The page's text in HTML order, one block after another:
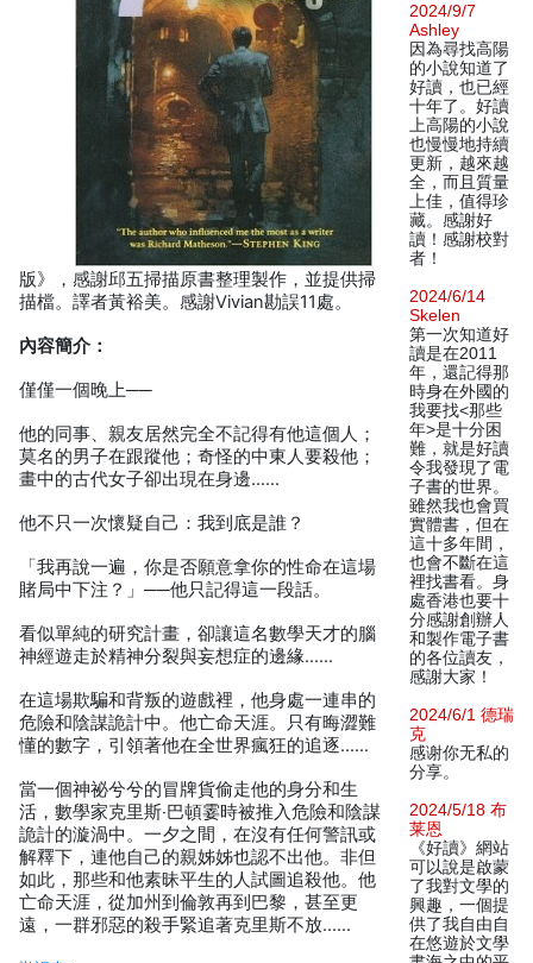
版》，感謝邱五掃描原書整理製作，並提供掃
描檔。譯者黃裕美。感謝Vivian勘誤11處。
內容簡介：
僅僅一個晚上──
他的同事、親友居然完全不記得有他這個人；
莫名的男子在跟蹤他；奇怪的中東人要殺他；
畫中的古代女子卻出現在身邊……
他不只一次懷疑自己：我到底是誰？
「我再說一遍，你是否願意拿你的性命在這場
賭局中下注？」──他只記得這一段話。
看似單純的研究計畫，卻讓這名數學天才的腦
神經遊走於精神分裂與妄想症的邊緣……
在這場欺騙和背叛的遊戲裡，他身處一連串的
危險和陰謀詭計中。他亡命天涯。只有晦澀難
懂的數字，引領著他在全世界瘋狂的追逐……
當一個神祕兮兮的冒牌貨偷走他的身分和生
活，數學家克里斯‧巴頓霎時被推入危險和陰謀
詭計的漩渦中。一夕之間，在沒有任何警訊或
解釋下，連他自己的親姊姊也認不出他。非但
如此，那些和他素昧平生的人試圖追殺他。他
亡命天涯，從加州到倫敦再到巴黎，甚至更
遠，一群邪惡的殺手緊追著克里斯不放……
2024/9/7
Ashley
因為尋找高陽
的小說知道了
好讀，也已經
十年了。好讀
上高陽的小說
也慢慢地持續
更新，越來越
全，而且質量
上佳，值得珍
藏。感謝好
讀！感謝校對
者！
2024/6/14
Skelen
第一次知道好
讀是在2011
年，還記得那
時身在外國的
我要找<那些
年>是十分困
難，就是好讀
令我發現了電
子書的世界。
雖然我也會買
實體書，但在
這十多年間，
也會不斷在這
裡找書看。身
處香港也要十
分感謝創辦人
和製作電子書
的各位讀友，
感謝大家！
2024/6/1 德瑞
克
感谢你无私的
分享。
2024/5/18 布
莱恩
《好讀》網站
可以說是啟蒙
了我對文學的
興趣，一個提
供了我自由自
在悠遊於文學